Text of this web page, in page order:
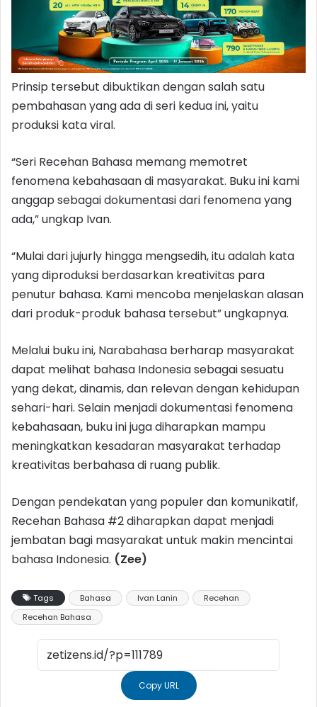
Prinsip tersebut dibuktikan dengan salah satu
pembahasan yang ada di seri kedua ini, yaitu
produksi kata viral.
“Seri Recehan Bahasa memang memotret
fenomena kebahasaan di masyarakat. Buku ini kami
anggap sebagai dokumentasi dari fenomena yang
ada,” ungkap Ivan.
“Mulai dari jujurly hingga mengsedih, itu adalah kata
yang diproduksi berdasarkan kreativitas para
penutur bahasa. Kami mencoba menjelaskan alasan
dari produk-produk bahasa tersebut” ungkapnya.
Melalui buku ini, Narabahasa berharap masyarakat
dapat melihat bahasa Indonesia sebagai sesuatu
yang dekat, dinamis, dan relevan dengan kehidupan
sehari-hari. Selain menjadi dokumentasi fenomena
kebahasaan, buku ini juga diharapkan mampu
meningkatkan kesadaran masyarakat terhadap
kreativitas berbahasa di ruang publik.
Dengan pendekatan yang populer dan komunikatif,
Recehan Bahasa #2 diharapkan dapat menjadi
jembatan bagi masyarakat untuk makin mencintai
bahasa Indonesia. (Zee)
Tags Bahasa Ivan Lanin
Recehan
Recehan Bahasa
Copy URL